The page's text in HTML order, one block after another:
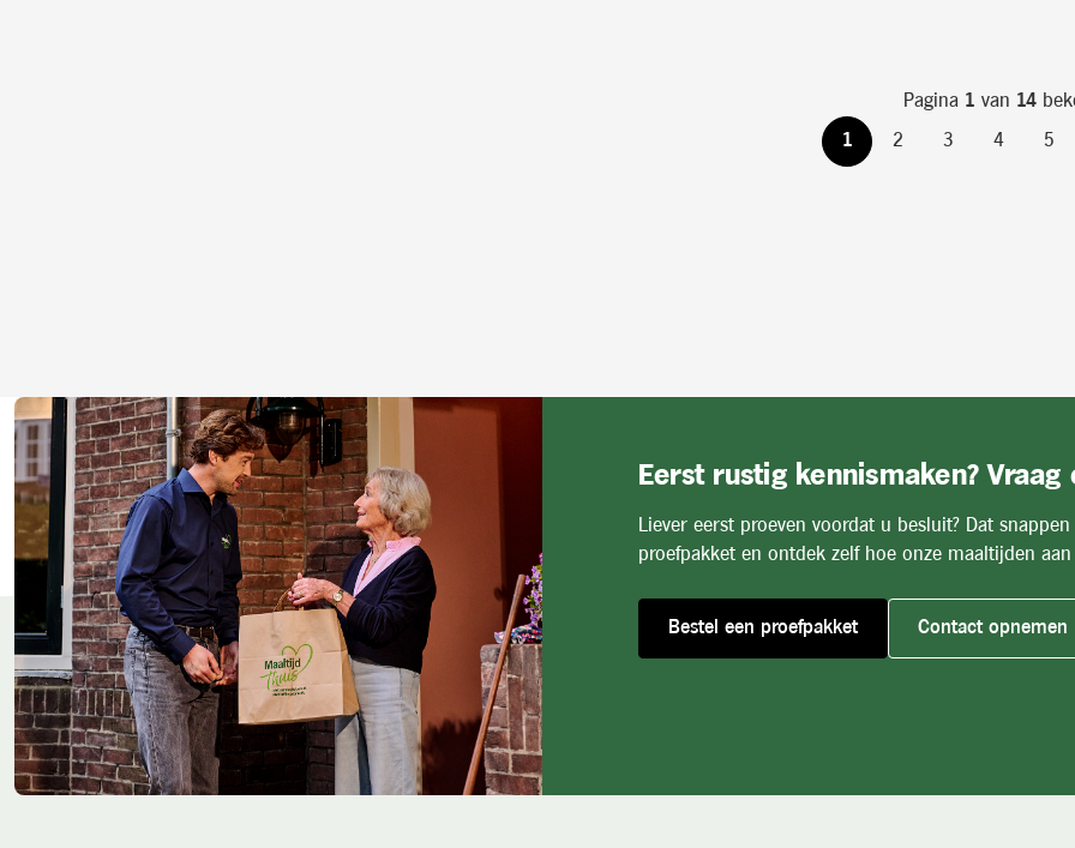
Pagina 1 van 14
1 2 3 4 5
Eerst rustig kennismaken?
Liever eerst proeven voordat u besluit? Dat
proefpakket en ontdek zelf hoe onze maaltijden
Bestel een proefpakket Contact opnemen